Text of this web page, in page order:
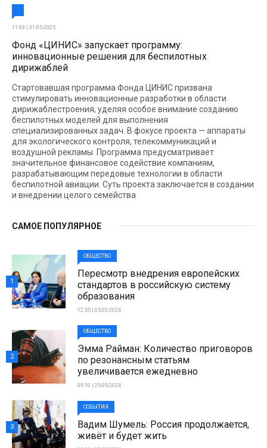
11:03 | 31-05-2025
Фонд «ЦИНИС» запускает программу:
инновационные решения для беспилотных
дирижаблей
Стартовавшая программа Фонда ЦИНИС призвана
стимулировать инновационные разработки в области
дирижаблестроения, уделяя особое внимание созданию
беспилотных моделей для выполнения
специализированных задач. В фокусе проекта — аппараты
для экологического контроля, телекоммуникаций и
воздушной рекламы. Программа предусматривает
значительное финансовое содействие компаниям,
разрабатывающим передовые технологии в области
беспилотной авиации. Суть проекта заключается в создании
и внедрении целого семейства
САМОЕ ПОПУЛЯРНОЕ
ОБЩЕСТВО
Пересмотр внедрения европейских
стандартов в российскую систему
образования
12:55 | 05-03-2024
1
ОБЩЕСТВО
Эмма Райман: Количество приговоров
по резонансным статьям
увеличивается ежедневно
09:10 | 25-05-2024
2
СОБЫТИЯ
Вадим Шумель: Россия продолжается,
живёт и будет жить
3